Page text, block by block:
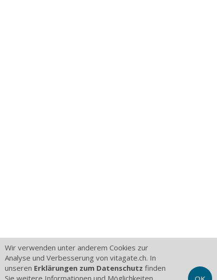
Wir verwenden unter anderem Cookies zur
Analyse und Verbesserung von vitagate.ch. In
unseren Erklärungen zum Datenschutz finden
Sie weitere Informationen und Möglichkeiten,